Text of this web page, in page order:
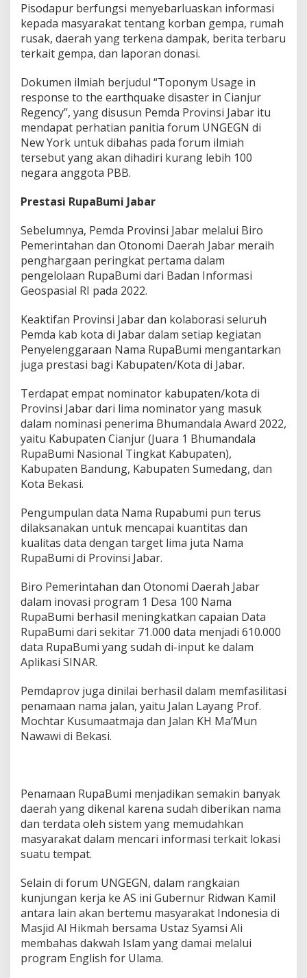
Pisodapur berfungsi menyebarluaskan informasi
kepada masyarakat tentang korban gempa, rumah
rusak, daerah yang terkena dampak, berita terbaru
terkait gempa, dan laporan donasi.
Dokumen ilmiah berjudul “Toponym Usage in
response to the earthquake disaster in Cianjur
Regency”, yang disusun Pemda Provinsi Jabar itu
mendapat perhatian panitia forum UNGEGN di
New York untuk dibahas pada forum ilmiah
tersebut yang akan dihadiri kurang lebih 100
negara anggota PBB.
Prestasi RupaBumi Jabar
Sebelumnya, Pemda Provinsi Jabar melalui Biro
Pemerintahan dan Otonomi Daerah Jabar meraih
penghargaan peringkat pertama dalam
pengelolaan RupaBumi dari Badan Informasi
Geospasial RI pada 2022.
Keaktifan Provinsi Jabar dan kolaborasi seluruh
Pemda kab kota di Jabar dalam setiap kegiatan
Penyelenggaraan Nama RupaBumi mengantarkan
juga prestasi bagi Kabupaten/Kota di Jabar.
Terdapat empat nominator kabupaten/kota di
Provinsi Jabar dari lima nominator yang masuk
dalam nominasi penerima Bhumandala Award 2022,
yaitu Kabupaten Cianjur (Juara 1 Bhumandala
RupaBumi Nasional Tingkat Kabupaten),
Kabupaten Bandung, Kabupaten Sumedang, dan
Kota Bekasi.
Pengumpulan data Nama Rupabumi pun terus
dilaksanakan untuk mencapai kuantitas dan
kualitas data dengan target lima juta Nama
RupaBumi di Provinsi Jabar.
Biro Pemerintahan dan Otonomi Daerah Jabar
dalam inovasi program 1 Desa 100 Nama
RupaBumi berhasil meningkatkan capaian Data
RupaBumi dari sekitar 71.000 data menjadi 610.000
data RupaBumi yang sudah di-input ke dalam
Aplikasi SINAR.
Pemdaprov juga dinilai berhasil dalam memfasilitasi
penamaan nama jalan, yaitu Jalan Layang Prof.
Mochtar Kusumaatmaja dan Jalan KH Ma’Mun
Nawawi di Bekasi.
Penamaan RupaBumi menjadikan semakin banyak
daerah yang dikenal karena sudah diberikan nama
dan terdata oleh sistem yang memudahkan
masyarakat dalam mencari informasi terkait lokasi
suatu tempat.
Selain di forum UNGEGN, dalam rangkaian
kunjungan kerja ke AS ini Gubernur Ridwan Kamil
antara lain akan bertemu masyarakat Indonesia di
Masjid Al Hikmah bersama Ustaz Syamsi Ali
membahas dakwah Islam yang damai melalui
program English for Ulama.